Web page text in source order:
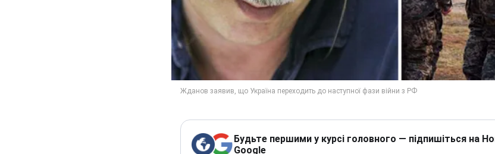
Будьте першими у курсі головного — підпишіться на
Google